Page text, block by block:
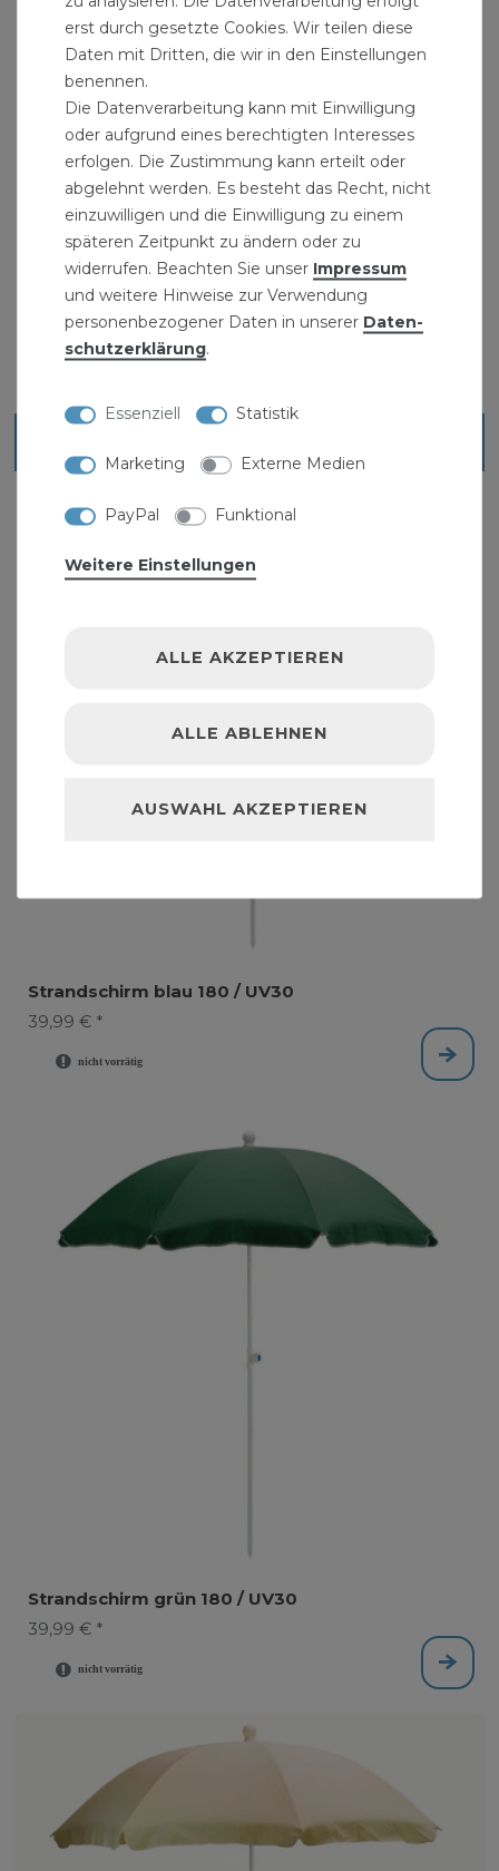
Alu-Sonnenschirm Triest Solar / LED anthrazit
79,99 € *
Strandschirm blau 180 / UV30
39,99 € *
Strandschirm grün 180 / UV30
39,99 € *
erst durch gesetzte Cookies. Wir teilen diese
Daten mit Dritten, die wir in den Einstellungen
benennen.
Die Datenverarbeitung kann mit Einwilligung
oder aufgrund eines berechtigten Interesses
erfolgen. Die Zustimmung kann erteilt oder
abgelehnt werden. Es besteht das Recht, nicht
einzuwilligen und die Einwilligung zu einem
späteren Zeitpunkt zu ändern oder zu
widerrufen. Beachten Sie unser Impressum
und weitere Hinweise zur Verwendung
personenbezogener Daten in unserer Daten­
schutz­erklärung.
Essenziell Statistik
Marketing Externe Medien
PayPal Funktional
Weitere Einstellungen
ALLE AKZEPTIEREN
ALLE ABLEHNEN
AUSWAHL AKZEPTIEREN